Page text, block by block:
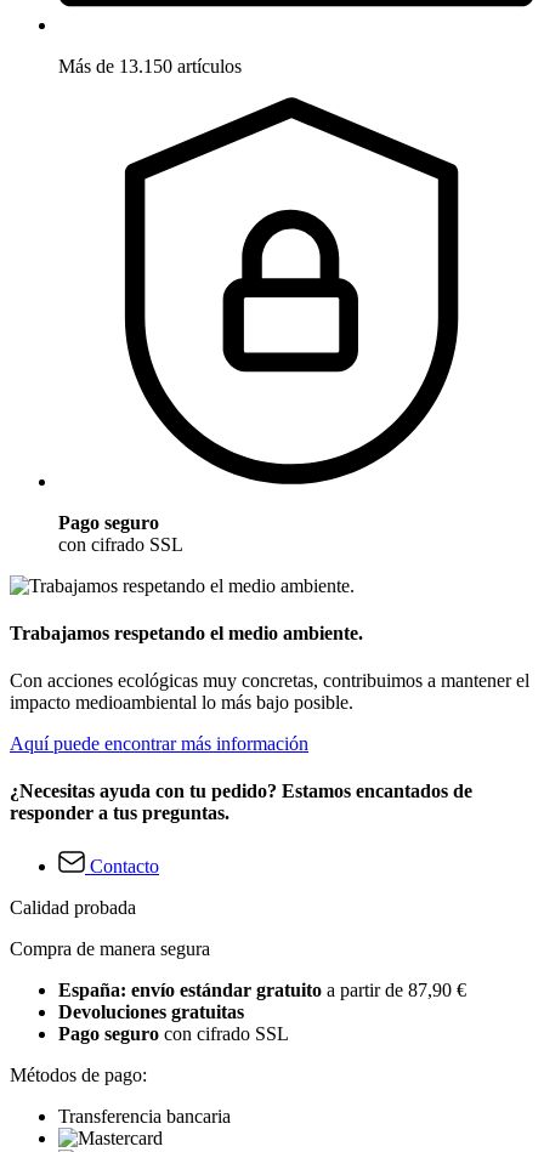
Más de 13.150 artículos
Pago seguro
con cifrado SSL
Trabajamos respetando el medio ambiente.
Con acciones ecológicas muy concretas, contribuimos a mantener el
impacto medioambiental lo más bajo posible.
Aquí puede encontrar más información
¿Necesitas ayuda con tu pedido? Estamos encantados de
responder a tus preguntas.
Contacto
Calidad probada
Compra de manera segura
España: envío estándar gratuito a partir de 87,90 €
Devoluciones gratuitas
Pago seguro con cifrado SSL
Métodos de pago:
Transferencia bancaria